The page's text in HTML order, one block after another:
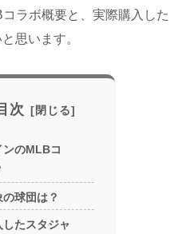
ラボ概要と、実際購入した
思います。
次
ンのMLBコ
球団は？
たスタジャ